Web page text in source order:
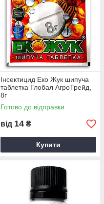
Інсектицид Еко Жук шипуча
таблетка Глобал АгроТрейд,
8г
Готово до відправки
від 14 ₴
Купити